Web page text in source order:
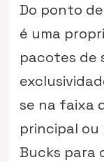
Do ponto
é uma
pacotes de
se na faixa
principal ou
Bucks para